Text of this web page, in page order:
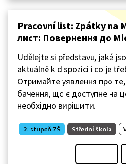
Pracovní list: Zpátky na
лист: Повернення до
Udělejte si představu, jaké
aktuálně k dispozici i co je
Отримайте уявлення про те,
бачення, що є доступне на
необхідно вирішити.
2. stupeň ZŠ Střední škola